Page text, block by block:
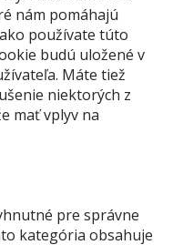
nám pomáhajú
používate túto
budú uložené v
Máte tiež
niektorých z
mať vplyv na
pre správne
kategória obsahuje